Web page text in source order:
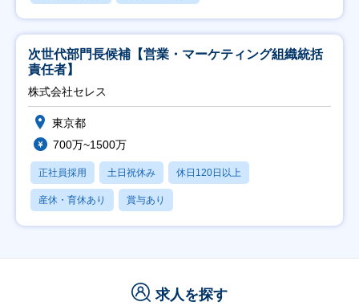
次世代部門長候補【営業・マーケティング組織統括
責任者】
株式会社セレス
東京都
700万~1500万
正社員採用 土日祝休み 休日120日以上
産休・育休あり 賞与あり
求人を探す